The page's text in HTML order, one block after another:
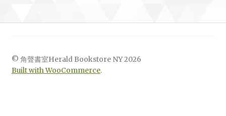
© 角聲書室Herald Bookstore NY 2026
Built with WooCommerce.